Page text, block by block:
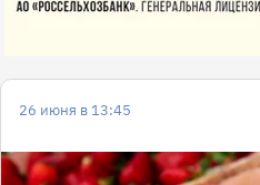
26 июня в 13:45